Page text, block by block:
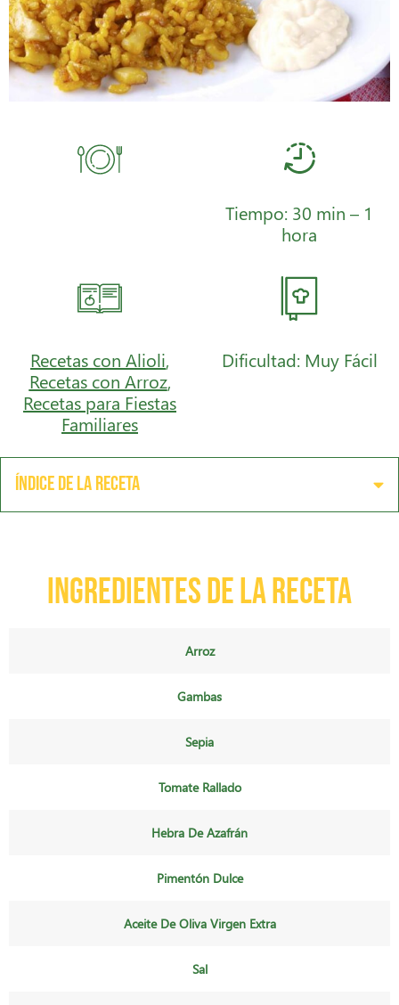
Tiempo: 30 min – 1
hora
Recetas con Alioli,
Recetas con Arroz,
Recetas para Fiestas
Familiares
Dificultad: Muy Fácil
Índice de la receta
Ingredientes de la receta
Arroz
Gambas
Sepia
Tomate Rallado
Hebra De Azafrán
Pimentón Dulce
Aceite De Oliva Virgen Extra
Sal